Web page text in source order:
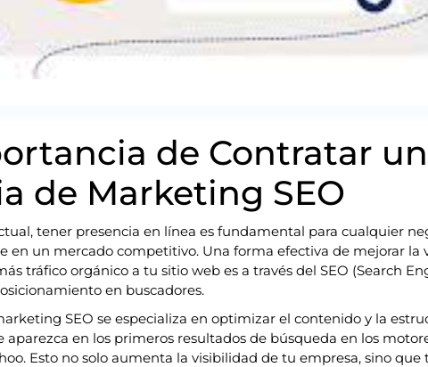
de Contratar
de Marketing SEO
tener presencia en línea es fundamental para cualquier
en un mercado competitivo. Una forma efectiva de mejorar la
tráfico orgánico a tu sitio web es a través del SEO (Search
en buscadores.
SEO se especializa en optimizar el contenido y la
aparezca en los primeros resultados de búsqueda en los
Esto no solo aumenta la visibilidad de tu empresa, sino que